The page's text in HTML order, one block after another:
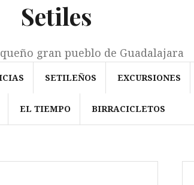
Setiles
gran pueblo de Guadalajara
SETILEÑOS EXCURSIONES
EL TIEMPO BIRRACICLETOS